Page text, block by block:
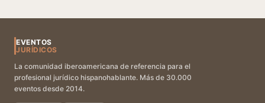
EVENTOS
JURÍDICOS
La comunidad iberoamericana de referencia para el
profesional jurídico hispanohablante. Más de 30.000
eventos desde 2014.